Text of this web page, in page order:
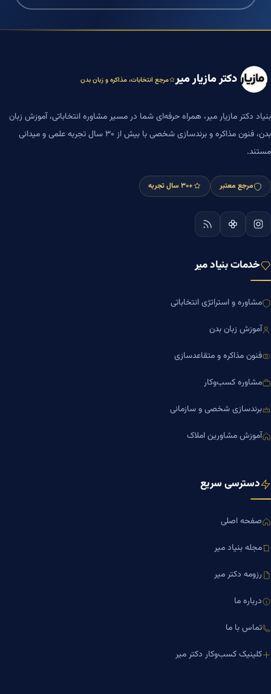
دکتر مازیار میر مرجع انتخابات، مذاکره و زبان بدن
بنیاد دکتر مازیار میر، همراه حرفه‌ای شما در مسیر مشاوره انتخاباتی، آموزش زبان
بدن، فنون مذاکره و برندسازی شخصی با بیش از ۳۰ سال تجربه علمی و میدانی
مستند.
مرجع معتبر +۳۰ سال تجربه
خدمات بنیاد میر
مشاوره و استراتژی انتخاباتی
آموزش زبان بدن
فنون مذاکره و متقاعدسازی
مشاوره کسب‌وکار
برندسازی شخصی و سازمانی
آموزش مشاورین املاک
دسترسی سریع
صفحه اصلی
مجله بنیاد میر
رزومه دکتر میر
درباره ما
تماس با ما
کلینیک کسب‌وکار دکتر میر